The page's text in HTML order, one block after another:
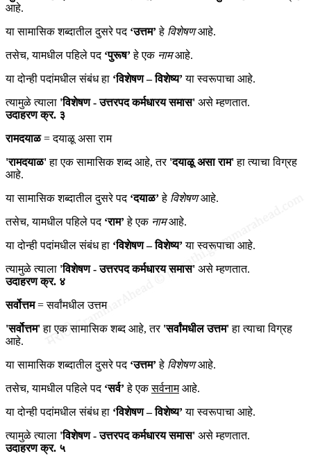
आहे.
या सामासिक शब्दातील दुसरे पद ‘उत्तम’हे विशेषणआहे.
तसेच, यामधील पहिले पद ‘पुरूष’हे एक नामआहे.
या दोन्ही पदांमधील संबंध हा ‘विशेषण – विशेष्य’या स्वरूपाचा आहे.
त्यामुळे त्याला 'विशेषण - उत्तरपद कर्मधारय समास' असे म्हणतात.
उदाहरण क्र. ३
रामदयाळ= दयाळू असा राम
'रामदयाळ'हा एक सामासिक शब्द आहे, तर 'दयाळू असा राम'हा त्याचा विग्रह
आहे.
या सामासिक शब्दातील दुसरे पद ‘दयाळ’हे विशेषणआहे.
तसेच, यामधील पहिले पद ‘राम’हे एक नामआहे.
या दोन्ही पदांमधील संबंध हा ‘विशेषण – विशेष्य’या स्वरूपाचा आहे.
त्यामुळे त्याला 'विशेषण - उत्तरपद कर्मधारय समास' असे म्हणतात.
उदाहरण क्र. ४
सर्वोत्तम= सर्वांमधील उत्तम
'सर्वोत्तम'हा एक सामासिक शब्द आहे, तर 'सर्वांमधील उत्तम'हा त्याचा विग्रह
आहे.
या सामासिक शब्दातील दुसरे पद ‘उत्तम’हे विशेषणआहे.
तसेच, यामधील पहिले पद ‘सर्व’हे एकसर्वनामआहे.
या दोन्ही पदांमधील संबंध हा ‘विशेषण – विशेष्य’या स्वरूपाचा आहे.
त्यामुळे त्याला 'विशेषण - उत्तरपद कर्मधारय समास' असे म्हणतात.
उदाहरण क्र. ५